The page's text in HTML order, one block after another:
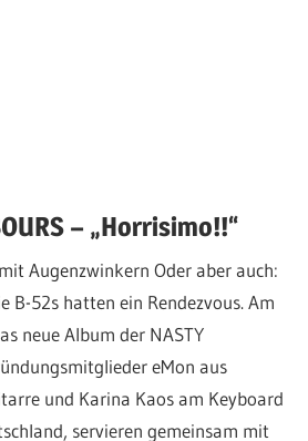
– „Horrisimo!!“
Augenzwinkern Oder aber auch:
B-52s hatten ein Rendezvous. Am
neue Album der NASTY
eMon aus
und Karina Kaos am Keyboard
servieren gemeinsam mit